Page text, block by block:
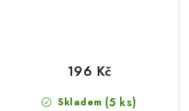
Skladem (5 ks)
196 Kč